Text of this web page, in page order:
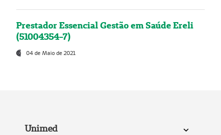
Prestador Essencial Gestão em Saúde Ereli
(51004354-7)
04 de Maio de 2021
Unimed